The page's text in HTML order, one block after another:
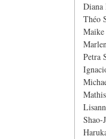
Diana
Théo
Maike
Petra
Shao-